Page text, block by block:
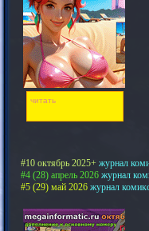
читать
#10 октябрь 2025+ журнал
#4 (28) апрель 2026 журнал
#5 (29) май 2026 журнал